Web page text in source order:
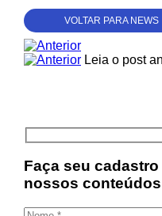
VOLTAR PARA NEWS
Leia o post
Faça seu
nossos